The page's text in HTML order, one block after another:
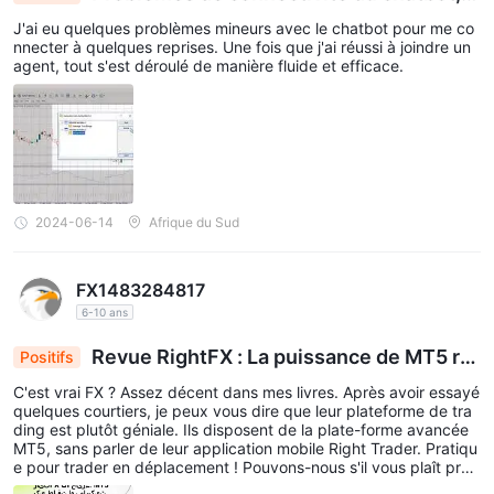
l'énergie, permettant aux investisseurs d'échanger des produits
énergétiques tels que le pétrole brut, le gaz naturel et autres.
Futures :RightFXpropose des transactions à terme sur les
matières premières mondiales, offrant de faibles spreads et une
exécution efficace. les investisseurs peuvent prendre des
positions longues ou courtes sur les matières premières au
comptant et à terme afin de capitaliser sur les mouvements de
prix. RightFX propose des contrats à terme négociés en bourse,
cela vous permet de négocier des contrats à terme sur devises,
matières premières et taux d'intérêt sur des bourses telles que
nyse, hse, safex, ice, sfe, idem, sgx, imarex, tocom et tsx.
Types de comptes
RightFXpropose trois comptes de trading pour répondre aux
besoins et objectifs de trading des différents traders, à savoir
ne assistance fluide de l'agent suit
J'ai eu quelques problèmes mineurs avec le chatbot pour me co
nnecter à quelques reprises. Une fois que j'ai réussi à joindre un
agent, tout s'est déroulé de manière fluide et efficace.
2024-06-14 Afrique du Sud
FX1483284817
6-10 ans
Positifs
Revue RightFX : La puissance de MT5 re
ncontre la diversité du marché, avec des réserve
s réglementaires
C'est vrai FX ? Assez décent dans mes livres. Après avoir essayé
quelques courtiers, je peux vous dire que leur plateforme de tra
ding est plutôt géniale. Ils disposent de la plate-forme avancée
MT5, sans parler de leur application mobile Right Trader. Pratiqu
e pour trader en déplacement ! Pouvons-nous s'il vous plaît pren
dre un moment pour apprécier la vaste gamme de marchés qu'il